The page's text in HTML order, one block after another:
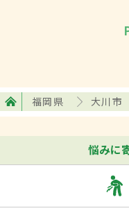
福岡県 大川市
悩みに